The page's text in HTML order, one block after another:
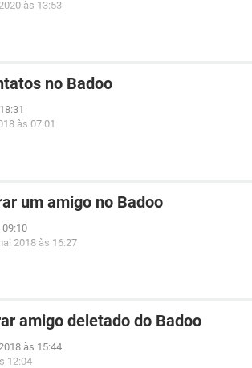
às 13:53
no Badoo
às 07:01
um amigo no Badoo
2018 às 16:27
amigo deletado do Badoo
às 15:44
12:04